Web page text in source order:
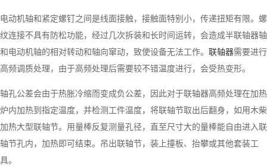
电动机轴和紧定螺钉之间是线面接触，接触面特别小，传递扭矩有限。螺
纹连接不具有防松功能，经过几次拆装和长时间运转，会造成半联轴器轴
和电动机轴的相对转动和轴向窜动，致使设备无法工作。 联轴器需要进行
高频调质处理，由于高频处理后需要较不错温度进行，会受热变形。
轴孔公差会由于热胀冷缩而变成负公差，因此对于联轴器高频处理在加热
炉内加热到指定温度，并检测工件温度，将联轴节取出后翻身，如用木柴
加热大型联轴节。用量棒反复测量孔径，直至尺寸大的量棒能自由进入联
轴节孔内，加热即可结束。吊出联轴节，装上撞板、抬攀或其他套装工
具。